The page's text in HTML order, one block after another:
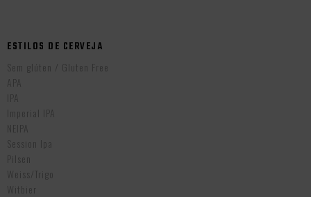
ESTILOS DE CERVEJA
Sem glúten / Gluten Free
APA
IPA
Imperial IPA
NEIPA
Session Ipa
Pilsen
Weiss/Trigo
Witbier